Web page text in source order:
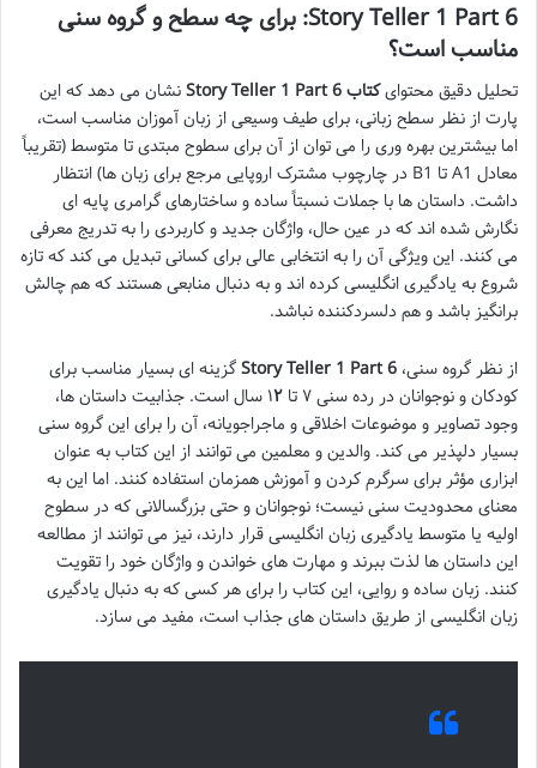
Story Teller 1 Part 6: برای چه سطح و گروه سنی
مناسب است؟
تحلیل دقیق محتوایکتاب Story Teller 1 Part 6
نشان می دهد که این
پارت از نظر سطح زبانی، برای طیف وسیعی از زبان آموزان مناسب است،
اما بیشترین بهره وری را می توان از آن برای سطوح مبتدی تا متوسط (تقریباً
معادل A1 تا B1 در چارچوب مشترک اروپایی مرجع برای زبان ها) انتظار
داشت. داستان ها با جملات نسبتاً ساده و ساختارهای گرامری پایه ای
نگارش شده اند که در عین حال، واژگان جدید و کاربردی را به تدریج معرفی
می کنند. این ویژگی آن را به انتخابی عالی برای کسانی تبدیل می کند که تازه
شروع به یادگیری انگلیسی کرده اند و به دنبال منابعی هستند که هم چالش
برانگیز باشد و هم دلسردکننده نباشد.
از نظر گروه سنی، Story Teller 1 Part 6گزینه ای بسیار مناسب برای
کودکان و نوجوانان در رده سنی ۷ تا ۱
۲ سال است. جذابیت داستان ها،
وجود تصاویر و موضوعات اخلاقی و ماجراجویانه، آن را برای این گروه سنی
بسیار دلپذیر می کند. والدین و معلمین می توانند از این کتاب به عنوان
ابزاری مؤثر برای سرگرم کردن و آموزش همزمان استفاده کنند. اما این به
معنای محدودیت سنی نیست؛ نوجوانان و حتی بزرگسالانی که در سطوح
اولیه یا متوسط یادگیری زبان انگلیسی قرار دارند، نیز می توانند از مطالعه
این داستان ها لذت ببرند و مهارت های خواندن و واژگان خود را تقویت
کنند. زبان ساده و روایی، این کتاب را برای هر کسی که به دنبال یادگیری
زبان انگلیسی از طریق داستان های جذاب است، مفید می سازد.